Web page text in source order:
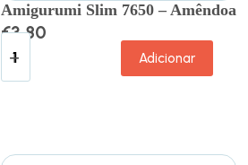
Amigurumi Slim 7650 – Amêndoa
€3.80
Adicionar